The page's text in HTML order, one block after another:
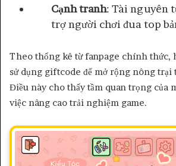
Cạnh tranh: Tài nguyên
trợ người chơi đua top
Theo thống kê từ fanpage chính thức,
sử dụng giftcode để mở rộng nông trại
Điều này cho thấy tầm quan trọng của
việc nâng cao trải nghiệm game.